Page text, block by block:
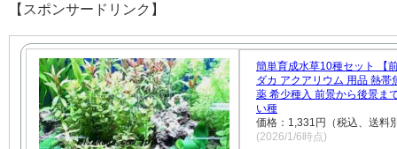
【スポンサードリンク】
簡単育成水草10種セット 【
ダカ アクアリウム 用品 熱帯
薬 希少種入 前景から後景ま
い種
価格：1,331円（税込、送料
(2026/1/6時点)